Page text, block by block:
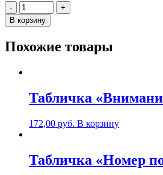
Количество
Табличка
"Туалет",
пластик
-
+
В корзину
Похожие товары
Табличка
172,00 руб. В корзину
Табличка «Номер